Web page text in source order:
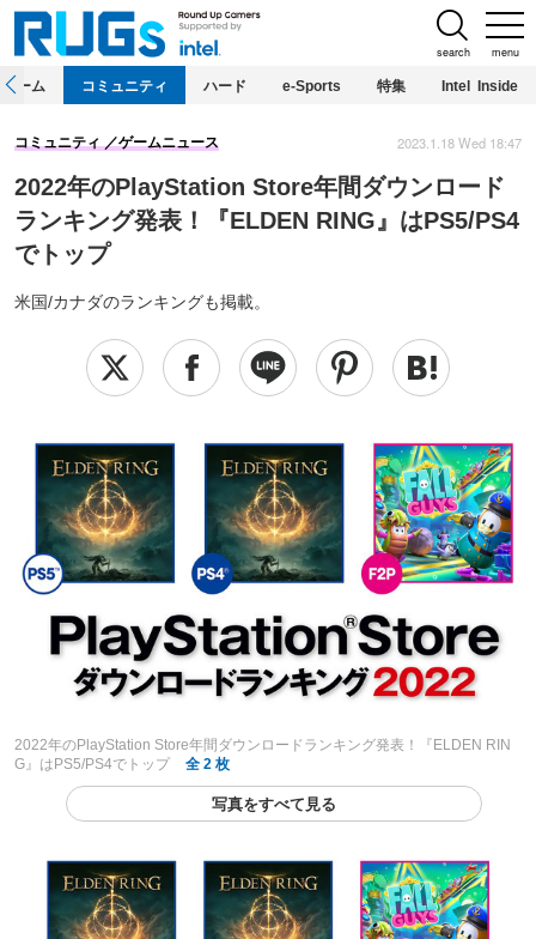
menu
search
ホーム コミュニティ ハード e-Sports 特集 Intel Inside
2022年のPlayStation Store年間ダウンロード
ランキング発表！『ELDEN RING』はPS5/PS4
でトップ
米国/カナダのランキングも掲載。
コミュニティ ゲームニュース 2023.1.18 Wed 18:47
2022年のPlayStation Store年間ダウンロードランキング発表！『ELDEN RIN
G』はPS5/PS4でトップ
全 2 枚
写真をすべて見る